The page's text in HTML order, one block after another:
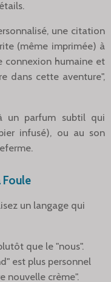
une citation
(même imprimée) à
connexion humaine et
dans cette aventure",
un parfum subtil qui
infusé), ou au son
Foule
un langage qui
que le "nous".
est plus personnel
nouvelle crème".